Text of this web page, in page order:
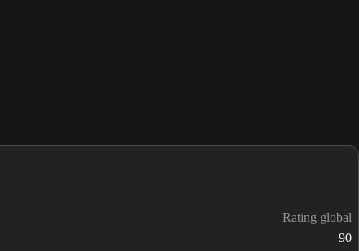
Rating global
90